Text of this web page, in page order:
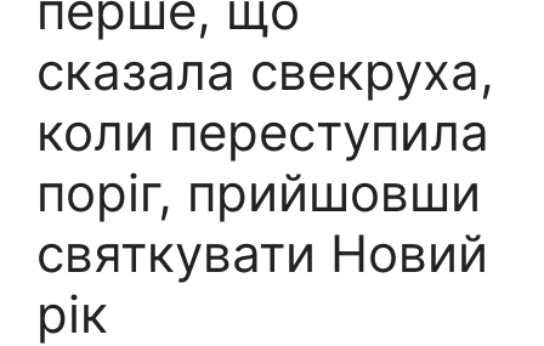
сказала свекруха,
коли переступила
поріг, прийшовши
святкувати Новий
рік